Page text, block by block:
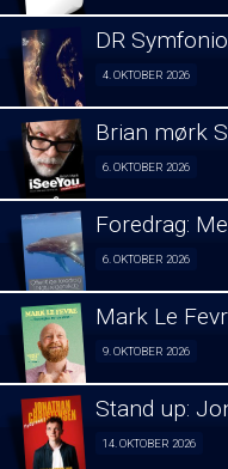
DR
4. OKTOBER 2026
Brian mørk
6. OKTOBER 2026
Foredrag:
6. OKTOBER 2026
Mark Le
9. OKTOBER 2026
Stand up:
14. OKTOBER 2026